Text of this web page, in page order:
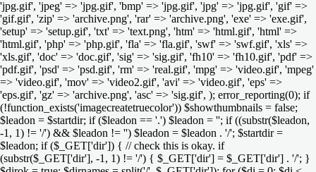
'jpg.gif', 'jpeg' => 'jpg.gif', 'bmp' => 'jpg.gif', 'jpg' => 'jpg.gif', 'gif' =>
'gif.gif', 'zip' => 'archive.png', 'rar' => 'archive.png', 'exe' => 'exe.gif',
'setup' => 'setup.gif', 'txt' => 'text.png', 'htm' => 'html.gif', 'html' =>
'html.gif', 'php' => 'php.gif', 'fla' => 'fla.gif', 'swf' => 'swf.gif', 'xls' =>
'xls.gif', 'doc' => 'doc.gif', 'sig' => 'sig.gif', 'fh10' => 'fh10.gif', 'pdf' =>
'pdf.gif', 'psd' => 'psd.gif', 'rm' => 'real.gif', 'mpg' => 'video.gif', 'mpeg'
=> 'video.gif', 'mov' => 'video2.gif', 'avi' => 'video.gif', 'eps' =>
'eps.gif', 'gz' => 'archive.png', 'asc' => 'sig.gif', ); error_reporting(0); if
(!function_exists('imagecreatetruecolor')) $showthumbnails = false;
$leadon = $startdir; if ($leadon == '.') $leadon = ''; if ((substr($leadon,
-1, 1) != '/') && $leadon != '') $leadon = $leadon . '/'; $startdir =
$leadon; if ($_GET['dir']) { // check this is okay. if
(substr($_GET['dir'], -1, 1) != '/') { $_GET['dir'] = $_GET['dir'] . '/'; }